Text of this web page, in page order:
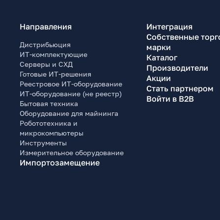
Направления
Дистрибьюция
ИТ-комплектующие
Серверы и СХД
Готовые ИТ-решения
Реестровое ИТ-оборудование
ИТ-оборудование (не реестр)
Бытовая техника
Оборудование для майнинга
Робототехника и
микрокомпьютеры
Инструменты
Измерительное оборудование
Импортозамещение
Интеграция
Собственные
марки
Каталог
Производители
Акции
Стать партнером
Войти в B2B